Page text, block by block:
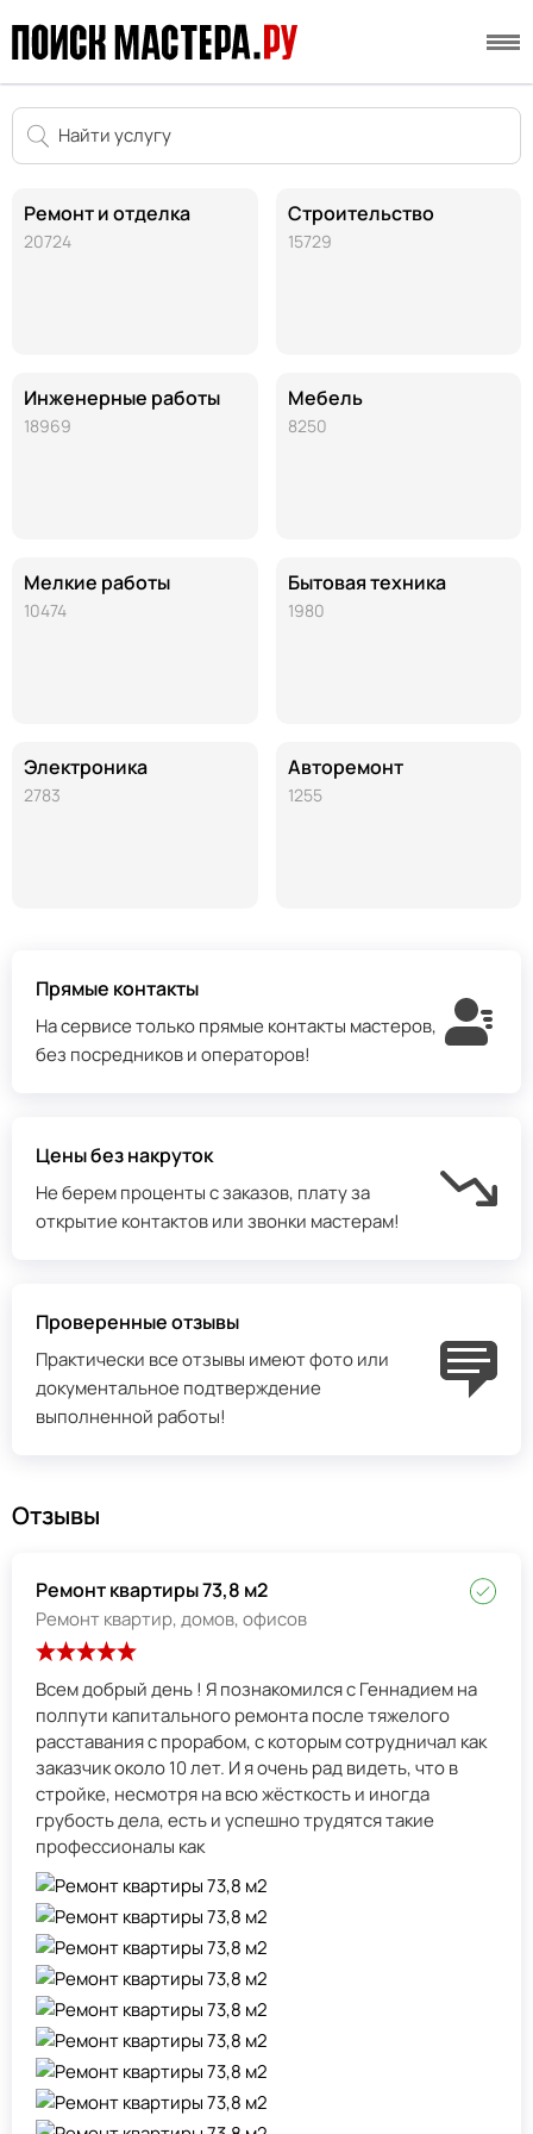
Ремонт и отделка
20724
Инженерные работы
18969
Мелкие работы
10474
Электроника
2783
Строительство
15729
Мебель
8250
Бытовая техника
1980
Авторемонт
1255
Прямые контакты
На сервисе только прямые контакты мастеров,
без посредников и операторов!
Цены без накруток
Не берем проценты с заказов, плату за
открытие контактов или звонки мастерам!
Проверенные отзывы
Практически все отзывы имеют фото или
документальное подтверждение
выполненной работы!
Отзывы
Ремонт квартиры 73,8 м2
Ремонт квартир, домов, офисов
Всем добрый день ! Я познакомился с Геннадием на
полпути капитального ремонта после тяжелого
расставания с прорабом, с которым сотрудничал как
заказчик около 10 лет. И я очень рад видеть, что в
стройке, несмотря на всю жёсткость и иногда
грубость дела, есть и успешно трудятся такие
профессионалы как